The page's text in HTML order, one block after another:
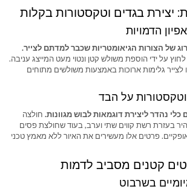
יצירת בגדים וטקסטורות בקלות
הדמויות
של הצורות הגיאומטריות שכבר למדתם לצייר.
על ידי הוספת משולש קטן ונטוי מעט המייצג עניבה.
לצייר גלימות ארוכות באמצעות משולשים מתוחים
על הבד
נהדר ליצירת דוגמאות לבוש מגוונות. חולצה
בעזרת רשת קווים שתי וערב, בעוד שחולצת פסים
פרטים אלו מעשירים את האיור ללא מאמץ טכני
קטנים מסביב לדמות
בשרבוט